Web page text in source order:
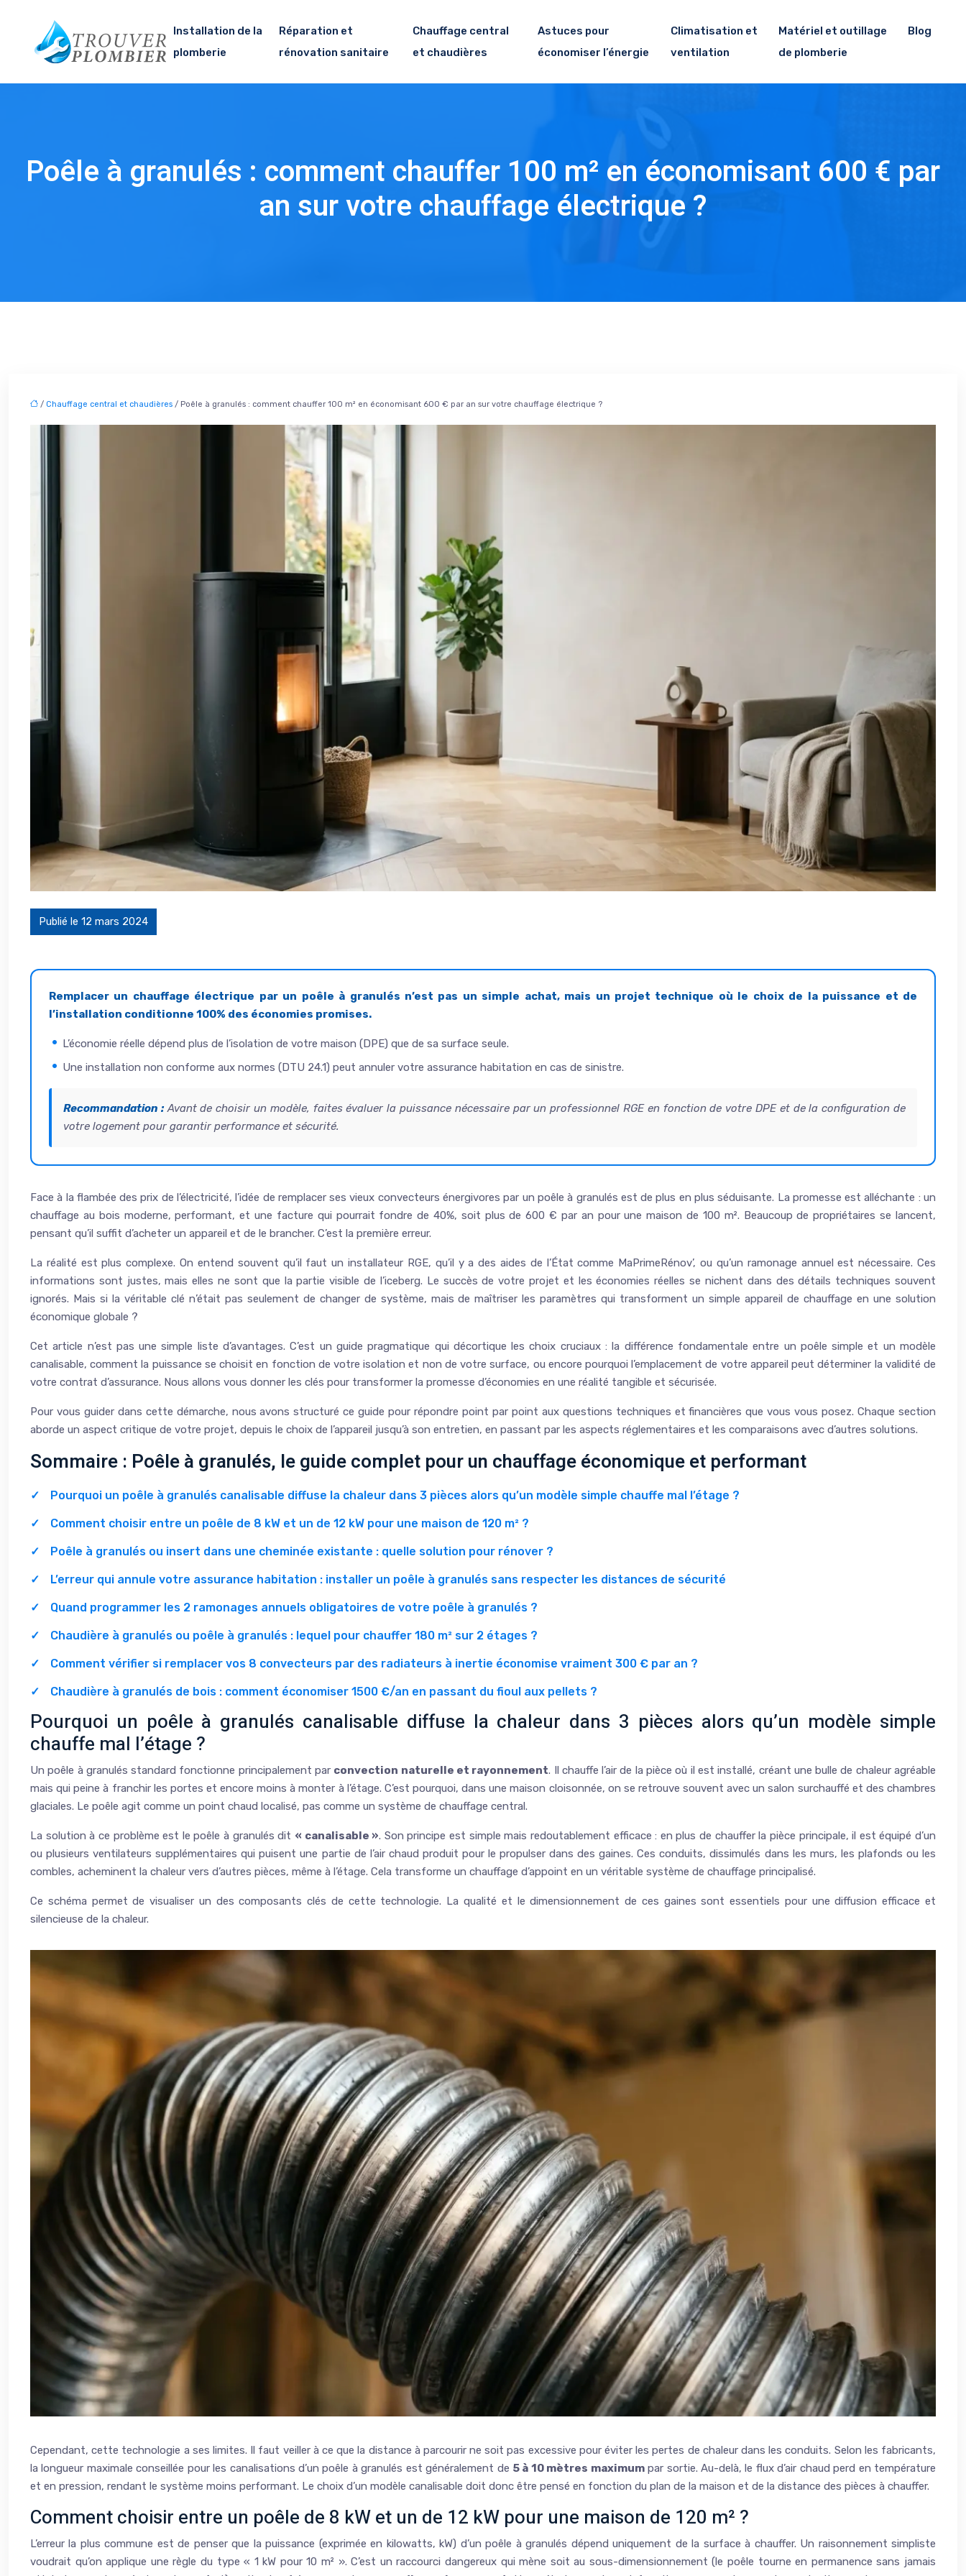
Installation de la
plomberie
Réparation et
rénovation sanitaire
Chauffage central
et chaudières
Astuces pour
économiser l’énergie
Climatisation et
ventilation
Matériel et outillage
de plomberie
Blog
Poêle à granulés : comment chauffer 100 m² en économisant 600 € par
an sur votre chauffage électrique ?
/ Chauffage central et chaudières / Poêle à granulés : comment chauffer 100 m² en économisant 600 € par an sur votre chauffage électrique ?
Publié le 12 mars 2024
Remplacer un chauffage électrique par un poêle à granulés n’est pas un simple achat, mais un projet technique où le choix de la puissance et de
l’installation conditionne 100% des économies promises.
L’économie réelle dépend plus de l’isolation de votre maison (DPE) que de sa surface seule.
Une installation non conforme aux normes (DTU 24.1) peut annuler votre assurance habitation en cas de sinistre.
Recommandation :Avant de choisir un modèle, faites évaluer la puissance nécessaire par un professionnel RGE en fonction de votre DPE et de la configuration de
votre logement pour garantir performance et sécurité.
Face à la flambée des prix de l’électricité, l’idée de remplacer ses vieux convecteurs énergivores par un poêle à granulés est de plus en plus séduisante. La promesse est alléchante : un
chauffage au bois moderne, performant, et une facture qui pourrait fondre de 40%, soit plus de 600 € par an pour une maison de 100 m². Beaucoup de propriétaires se lancent,
pensant qu’il suffit d’acheter un appareil et de le brancher. C’est la première erreur.
La réalité est plus complexe. On entend souvent qu’il faut un installateur RGE, qu’il y a des aides de l’État comme MaPrimeRénov’, ou qu’un ramonage annuel est nécessaire. Ces
informations sont justes, mais elles ne sont que la partie visible de l’iceberg. Le succès de votre projet et les économies réelles se nichent dans des détails techniques souvent
ignorés. Mais si la véritable clé n’était pas seulement de changer de système, mais de maîtriser les paramètres qui transforment un simple appareil de chauffage en une solution
économique globale ?
Cet article n’est pas une simple liste d’avantages. C’est un guide pragmatique qui décortique les choix cruciaux : la différence fondamentale entre un poêle simple et un modèle
canalisable, comment la puissance se choisit en fonction de votre isolation et non de votre surface, ou encore pourquoi l’emplacement de votre appareil peut déterminer la validité de
votre contrat d’assurance. Nous allons vous donner les clés pour transformer la promesse d’économies en une réalité tangible et sécurisée.
Pour vous guider dans cette démarche, nous avons structuré ce guide pour répondre point par point aux questions techniques et financières que vous vous posez. Chaque section
aborde un aspect critique de votre projet, depuis le choix de l’appareil jusqu’à son entretien, en passant par les aspects réglementaires et les comparaisons avec d’autres solutions.
Sommaire : Poêle à granulés, le guide complet pour un chauffage économique et performant
Pourquoi un poêle à granulés canalisable diffuse la chaleur dans 3 pièces alors qu’un modèle simple chauffe mal l’étage ?
Comment choisir entre un poêle de 8 kW et un de 12 kW pour une maison de 120 m² ?
Poêle à granulés ou insert dans une cheminée existante : quelle solution pour rénover ?
L’erreur qui annule votre assurance habitation : installer un poêle à granulés sans respecter les distances de sécurité
Quand programmer les 2 ramonages annuels obligatoires de votre poêle à granulés ?
Chaudière à granulés ou poêle à granulés : lequel pour chauffer 180 m² sur 2 étages ?
Comment vérifier si remplacer vos 8 convecteurs par des radiateurs à inertie économise vraiment 300 € par an ?
Chaudière à granulés de bois : comment économiser 1500 €/an en passant du fioul aux pellets ?
Pourquoi un poêle à granulés canalisable diffuse la chaleur dans 3 pièces alors qu’un modèle simple
chauffe mal l’étage ?
Un poêle à granulés standard fonctionne principalement par convection naturelle et rayonnement. Il chauffe l’air de la pièce où il est installé, créant une bulle de chaleur agréable
mais qui peine à franchir les portes et encore moins à monter à l’étage. C’est pourquoi, dans une maison cloisonnée, on se retrouve souvent avec un salon surchauffé et des chambres
glaciales. Le poêle agit comme un point chaud localisé, pas comme un système de chauffage central.
La solution à ce problème est le poêle à granulés dit « canalisable ». Son principe est simple mais redoutablement efficace : en plus de chauffer la pièce principale, il est équipé d’un
ou plusieurs ventilateurs supplémentaires qui puisent une partie de l’air chaud produit pour le propulser dans des gaines. Ces conduits, dissimulés dans les murs, les plafonds ou les
combles, acheminent la chaleur vers d’autres pièces, même à l’étage. Cela transforme un chauffage d’appoint en un véritable système de chauffage principalisé.
Ce schéma permet de visualiser un des composants clés de cette technologie. La qualité et le dimensionnement de ces gaines sont essentiels pour une diffusion efficace et
silencieuse de la chaleur.
Cependant, cette technologie a ses limites. Il faut veiller à ce que la distance à parcourir ne soit pas excessive pour éviter les pertes de chaleur dans les conduits. Selon les fabricants,
la longueur maximale conseillée pour les canalisations d’un poêle à granulés est généralement de 5 à 10 mètres maximumpar sortie. Au-delà, le flux d’air chaud perd en température
et en pression, rendant le système moins performant. Le choix d’un modèle canalisable doit donc être pensé en fonction du plan de la maison et de la distance des pièces à chauffer.
Comment choisir entre un poêle de 8 kW et un de 12 kW pour une maison de 120 m² ?
L’erreur la plus commune est de penser que la puissance (exprimée en kilowatts, kW) d’un poêle à granulés dépend uniquement de la surface à chauffer. Un raisonnement simpliste
voudrait qu’on applique une règle du type « 1 kW pour 10 m² ». C’est un raccourci dangereux qui mène soit au sous-dimensionnement (le poêle tourne en permanence sans jamais